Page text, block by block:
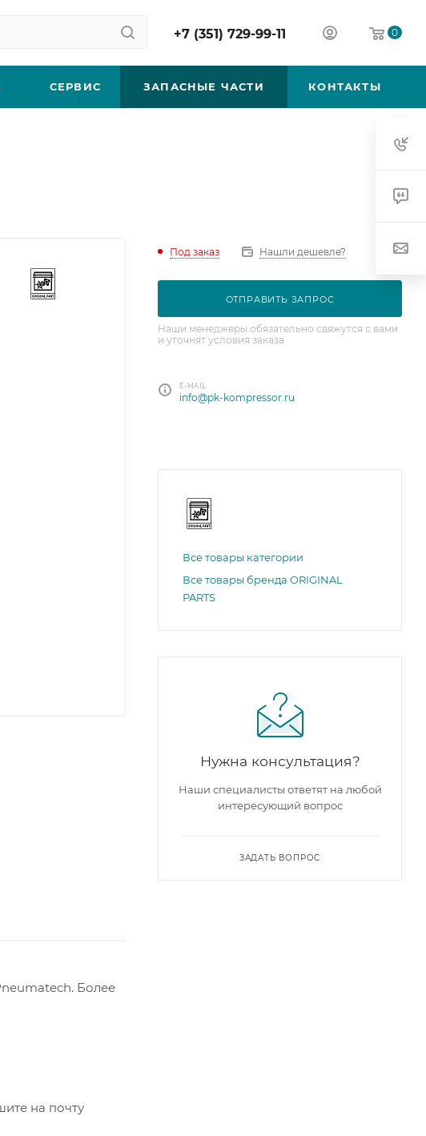
+7 (351) 729-99-11 0
СЕРВИС ЗАПАСНЫЕ ЧАСТИ КОНТАКТЫ
Более
на почту
Под заказ Нашли дешевле?
ОТПРАВИТЬ ЗАПРОС
Наши менеджеры обязательно свяжутся с вами
и уточнят условия заказа
E-MAIL
info@pk-kompressor.ru
Все товары категории
Все товары бренда ORIGINAL
PARTS
Нужна консультация?
Наши специалисты ответят на любой
интересующий вопрос
ЗАДАТЬ ВОПРОС